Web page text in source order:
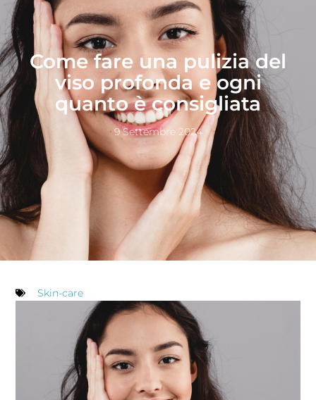
Come fare una pulizia del
viso profonda e ogni
quanto è consigliata
9 Settembre 2024
Skin-care